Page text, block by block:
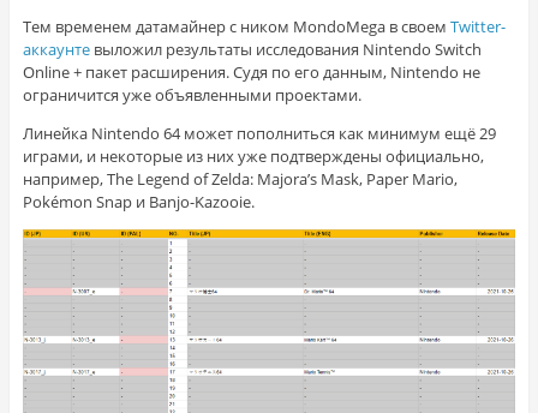
Тем временем датамайнер с ником MondoMega в своем Twitter-
аккаунтевыложил результаты исследования Nintendo Switch
Online + пакет расширения. Судя по его данным, Nintendo не
ограничится уже объявленными проектами.
Линейка Nintendo 64 может пополниться как минимум ещё 29
играми, и некоторые из них уже подтверждены официально,
например, The Legend of Zelda: Majora’s Mask, Paper Mario,
Pokémon Snap и Banjo-Kazooie.